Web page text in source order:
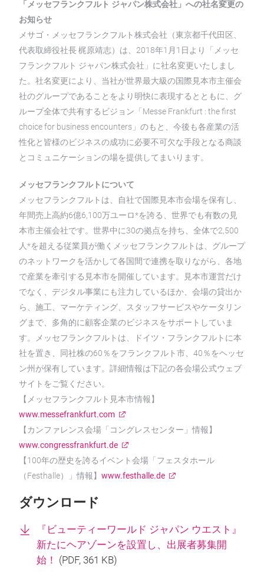
「メッセフランクフルト ジャパン株式会社」への社名変更の
お知らせ
メサゴ・メッセフランクフルト株式会社（東京都千代田区、
代表取締役社長 梶原靖志）は、2018年1月1日より「メッセ
フランクフルト ジャパン株式会社」に社名変更いたしまし
た。社名変更により、当社が世界最大級の国際見本市主催会
社のグループであることをより明快に表現するとともに、グ
ループ全体で共有するビジョン「Messe Frankfurt : the first
choice for business encounters」のもと、今後も各産業の活
性化と皆様のビジネスの成功に必要不可欠な手段となる商談
とコミュニケーションの場を提供してまいります。
メッセフランクフルトについて
メッセフランクフルトは、自社で国際見本市会場を保有し、
年間売上高約6億6,100万ユーロ*を誇る、世界でも有数の見
本市主催会社です。世界中に30の拠点を持ち、全体で2,500
人*を超える従業員が働くメッセフランクフルトは、グループ
のネットワークを活かして各国間で連携を取りながら、各地
で産業を牽引する見本市を開催しています。見本市運営だけ
でなく、デジタル事業にも注力しているほか、会場の貸出か
ら、施工、マーケティング、スタッフサービスやケータリン
グまで、多角的に顧客企業のビジネスをサポートしていま
す。メッセフランクフルトは、ドイツ・フランクフルトに本
社を置き、同社株の60％をフランクフルト市、40％をヘッセ
ン州が保有しています。詳細情報は下記の各会場公式ウェブ
サイトをご覧ください。
【メッセフランクフルト見本市情報】
www.messefrankfurt.com
【カンファレンス会場「コングレスセンター」情報】
www.congressfrankfurt.de
【100年の歴史を誇るイベント会場「フェスタホール
（Festhalle）」情報】 www.festhalle.de
ダウンロード
『ビューティーワールド ジャパン ウエスト』
新たにヘアゾーンを設置し、出展者募集開
始！
(PDF, 361 KB)